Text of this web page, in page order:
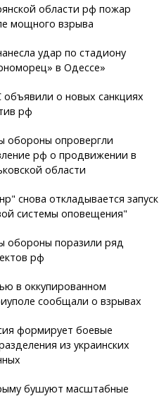
области рф пожар
мощного взрыва
удар по стадиону
в Одессе»
объявили о новых санкциях
рф
обороны опровергли
рф о продвижении в
области
снова откладывается запуск
системы оповещения"
обороны поразили ряд
рф
в оккупированном
сообщали о взрывах
формирует боевые
из украинских
бушуют масштабные